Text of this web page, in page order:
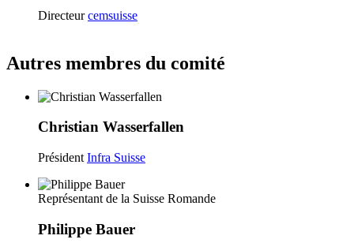
Directeurcemsuisse
Autres membres du comité
Christian Wasserfallen
Président Infra Suisse
Représentant de la Suisse Romande
Philippe Bauer